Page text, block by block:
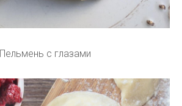
Пельмень с глазами